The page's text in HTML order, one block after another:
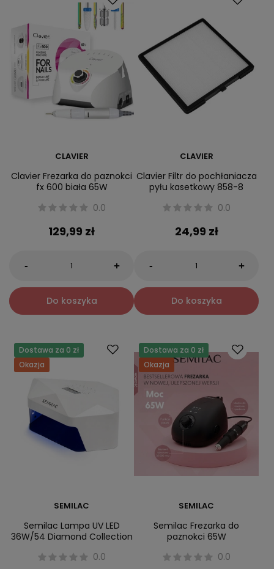
CLAVIER
Clavier Frezarka do paznokci
fx 600 biała 65W
0.0
129,99 zł
- +
Do koszyka
CLAVIER
Clavier Filtr do pochłaniacza
pyłu kasetkowy 858-8
0.0
24,99 zł
- +
Do koszyka
Dostawa za 0 zł
Okazja
SEMILAC
Semilac Lampa UV LED
36W/54 Diamond Collection
0.0
Dostawa za 0 zł
Okazja
SEMILAC
Semilac Frezarka do
paznokci 65W
0.0